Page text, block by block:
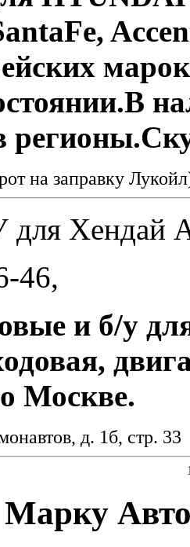
на заправку
для Хендай
46,
и б/у
Москве.
д. 1б, стр. 33